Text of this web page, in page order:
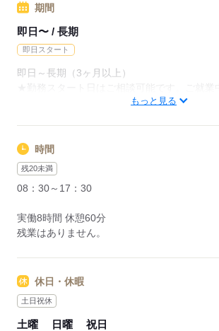
期間
即日〜 / 長期
即日スタート
即日～長期（3ヶ月以上）
もっと見る
時間
残20未満
08：30～17：30
実働8時間 休憩60分
残業はありません。
休日・休暇
土日祝休
土曜 日曜 祝日